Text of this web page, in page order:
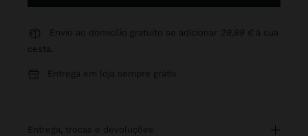
Envio ao domicílio gratuito se adicionar 29,99 € à sua
cesta.
Entrega em loja sempre grátis
entrega, trocas e devoluções